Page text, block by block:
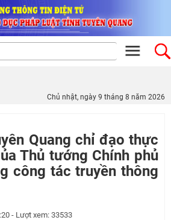
Chủ nhật, ngày 9 tháng 8 năm 2026
Quang chỉ đạo thực
Thủ tướng Chính phủ
công tác truyền thông
- Lượt xem: 33533